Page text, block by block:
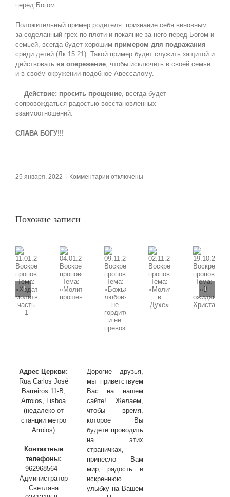
перед Богом.
Положительный пример родителя: признание себя виновным
за соделанный грех по плоти и покаяние за него перед Богом и
семьей, всегда будет хорошим примером для подражания
среди детей (Лк.15:21). Такой пример будет служить защитой и
действовать на опережение, чтобы исключить в своей семье
и в своём окружении подобное Авессалому.
— Действие: просить прощение, всегда будет
сопровождаться радостью восстановленных
взаимоотношений.
СЛАВА БОГУ!!!
25 января, 2022 Комментарии к
записи
прощает»,
часть
3
отключены
Похожие записи
11.01.2026
Воскресная
проповедь,
«Ходатайственная
04.01.2026
Воскресная
проповедь,
09.11.2025
Воскресная
проповедь,
Тема:
«Божья
любовь
превозносится»
02.11.2025
Воскресная
проповедь,
Тема:
19.10.2025
Воскресная
проповедь,
Тема:
Адрес Церкви:
Rua Carlos José
Barreiros 11-B,
Arroios, Lisboa
(недалеко от
станции метро
Arroios)
Контактные
телефоны:
962968564 -
Администратор
Светлана
Дорогие друзья,
мы приветствуем
Вас на нашем
сайте! Желаем,
чтобы время,
которое Вы
будете проводить
на этих
страничках,
принесло Вам
мир, радость и
искреннюю
улыбку на Вашем